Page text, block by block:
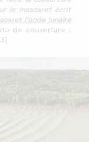
le mascaret écrit
l'onde lunaire
de couverture :